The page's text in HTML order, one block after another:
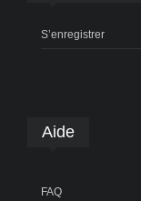
S’enregistrer
Aide
FAQ